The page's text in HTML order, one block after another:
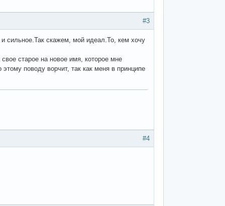
#3
сильное.Так скажем, мой идеал.То, кем хочу
старое на новое имя, которое мне
поводу ворчит, так как меня в принципе
#4